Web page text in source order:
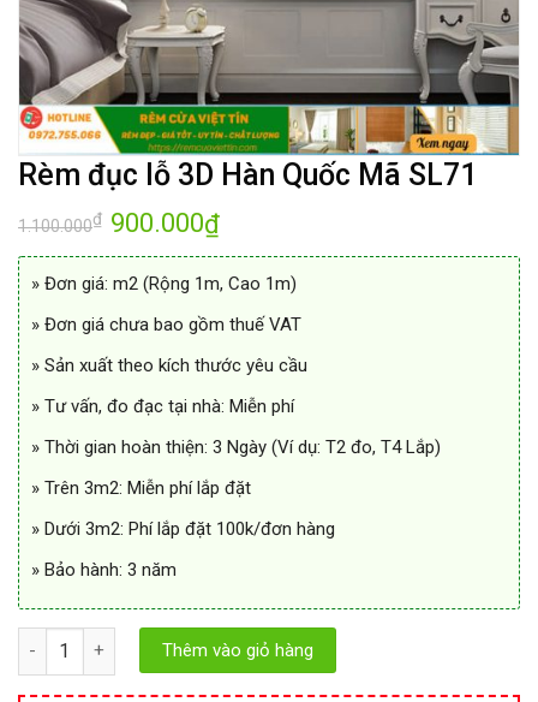
Rèm đục lỗ 3D Hàn Quốc Mã SL71
1.100.000₫ Giá
gốc
900.000₫Giá
900.000₫.
» Đơn giá: m2 (Rộng 1m, Cao 1m)
» Đơn giá chưa bao gồm thuế VAT
» Sản xuất theo kích thước yêu cầu
» Tư vấn, đo đạc tại nhà: Miễn phí
» Thời gian hoàn thiện: 3 Ngày (Ví dụ: T2 đo, T4 Lắp)
» Trên 3m2: Miễn phí lắp đặt
» Dưới 3m2: Phí lắp đặt 100k/đơn hàng
» Bảo hành: 3 năm
Số lượng Thêm vào giỏ hàng